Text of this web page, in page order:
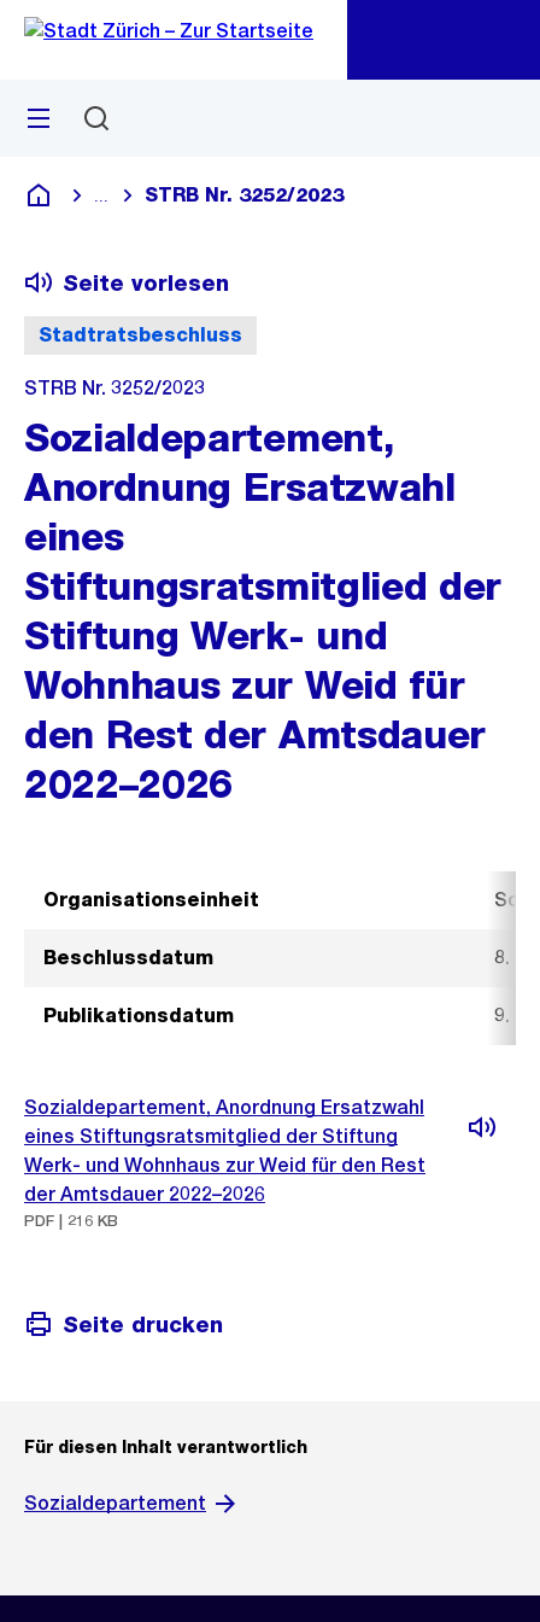
Navigation
Sprunglink
Menü
Deutsch
Blende alle Breadcrumbs ein
STRB Nr. 3252/2023
Stadtratsbeschluss
Seite vorlesen
STRB Nr. 3252/2023
Sozialdepartement,
Anordnung Ersatzwahl
eines
Stiftungsratsmitglied der
Stiftung Werk- und
Wohnhaus zur Weid für
den Rest der Amtsdauer
2022–2026
Organisationseinheit
Beschlussdatum 8.
Publikationsdatum 9.
Sozialdepartement, Anordnung Ersatzwahl
eines Stiftungsratsmitglied der Stiftung
Werk- und Wohnhaus zur Weid für den Rest
der Amtsdauer 2022–2026
PDF | 216 KB
Seite drucken
Für diesen Inhalt verantwortlich
Sozialdepartement